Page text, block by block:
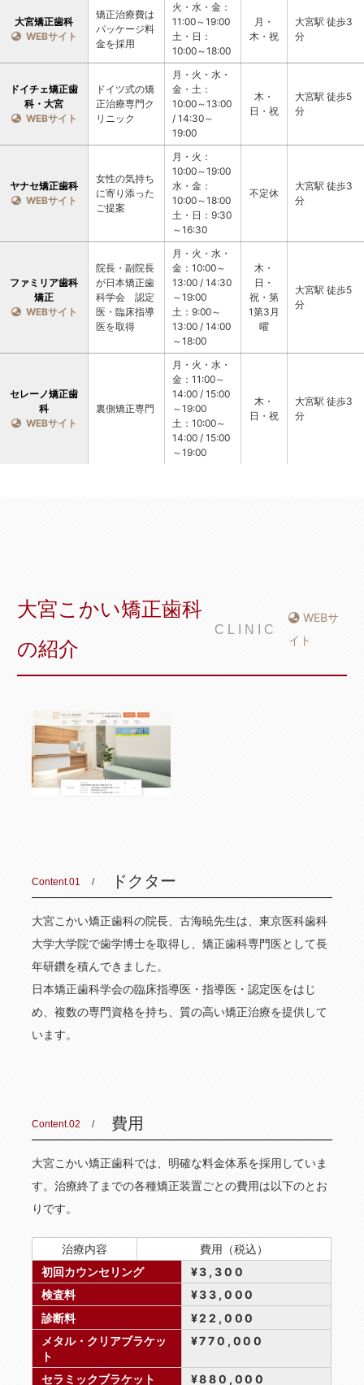
大宮矯正歯科
  WEBサイト
矯正治療費は
パッケージ料
金を採用
火・水・金：
11:00～19:00
土・日：
10:00～18:00
月・
木・祝
大宮駅 徒歩3
分
ドイチェ矯正歯
科・大宮
  WEBサイト
ドイツ式の矯
正治療専門ク
リニック
月・火・水・
金・土：
10:00～13:00
/ 14:30～
19:00
木・
日・祝
大宮駅 徒歩5
分
ヤナセ矯正歯科
  WEBサイト
女性の気持ち
に寄り添った
ご提案
月・火：
10:00～19:00
水・金：
10:00～18:00
土・日：9:30
～16:30
不定休
大宮駅 徒歩3
分
ファミリア歯科
矯正
  WEBサイト
院長・副院長
が日本矯正歯
科学会　認定
医・臨床指導
医を取得
月・火・水・
金：10:00～
13:00 / 14:30
～19:00
土：9:00～
13:00 / 14:00
～18:00
木・
日・
祝・第
1第3月
曜
大宮駅 徒歩5
分
セレーノ矯正歯
科
  WEBサイト
裏側矯正専門
月・火・水・
金：11:00～
14:00 / 15:00
～19:00
土：10:00～
14:00 / 15:00
～19:00
木・
日・祝
大宮駅 徒歩3
分
大宮こかい矯正歯科
の紹介
CLINIC
WEBサ
イト
Content.01 ドクター
大宮こかい矯正歯科の院長、古海暁先生は、東京医科歯科
大学大学院で歯学博士を取得し、矯正歯科専門医として長
年研鑽を積んできました。
日本矯正歯科学会の臨床指導医・指導医・認定医をはじ
め、複数の専門資格を持ち、質の高い矯正治療を提供して
います。
Content.02 費用
大宮こかい矯正歯科では、明確な料金体系を採用していま
す。治療終了までの各種矯正装置ごとの費用は以下のとお
りです。
治療内容
費用（税込）
初回カウンセリング
¥3,300
検査料
¥33,000
診断料
¥22,000
メタル・クリアブラケッ
ト
¥770,000
セラミックブラケット ¥880,000